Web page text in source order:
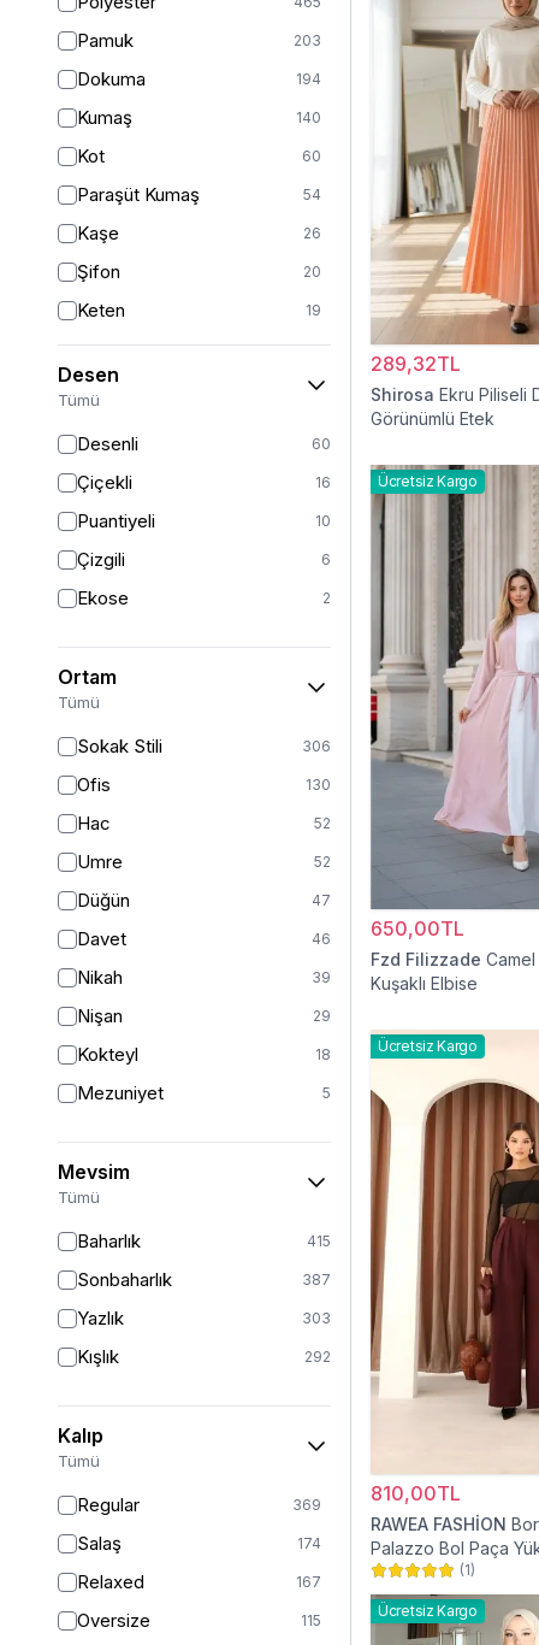
Pamuk 203
Dokuma 194
Kumaş 140
Kot 60
Paraşüt Kumaş 54
Kaşe 26
Şifon 20
Keten 19
Saten 15
Krep 14
Peluş 2
Jarse
Kadife
Süet
Sandy
Desen
Tümü
Desenli 60
Çiçekli 16
Puantiyeli 10
Çizgili 6
Ekose 2
Ortam
Tümü
Sokak Stili 306
Ofis 130
Hac 52
Umre 52
Düğün 47
Davet 46
Nikah 39
Nişan 29
Kokteyl 18
Mezuniyet 5
Mevsim
Tümü
Baharlık 415
Sonbaharlık 387
Yazlık 303
Kışlık 292
Kalıp
Tümü
Regular 369
Salaş 174
Relaxed 167
Oversize 115
289,32TL
Shirosa Ekru Piliseli
Görünümlü Etek
Ücretsiz Kargo
650,00TL
Fzd Filizzade Camel
Kuşaklı Elbise
Ücretsiz Kargo
810,00TL
RAWEA FASHİON
Palazzo Bol Paça
Tesettür Pantolon
(1)
Ücretsiz Kargo